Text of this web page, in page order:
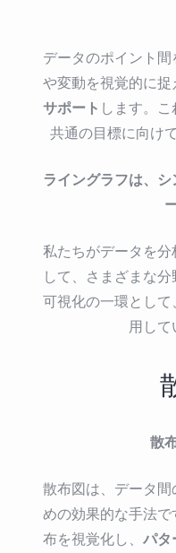
データのポイント
や変動を視覚的に捉
サポート します。こ
共通の目標に向け
ライングラフは、
私たちがデータを
して、さまざまな
可視化の一環とし
用して
散
散布図は、データ間
めの効果的な手法
布を視覚化し、 パタ